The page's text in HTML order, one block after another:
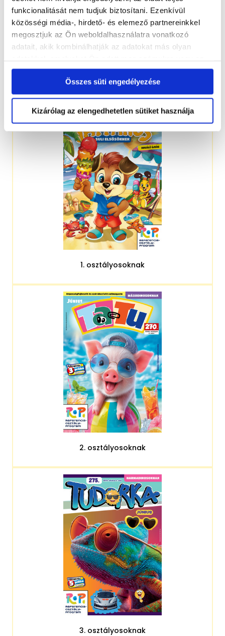
funkcionalitását nem tudjuk biztosítani. Ezenkívül
közösségi média-, hirdető- és elemező partnereinkkel
megosztjuk az Ön weboldalhasználatra vonatkozó
adatait, akik kombinálhatják az adatokat más olyan
Ön által használt más szolgáltatásokból gyűjtöttek.
Összes süti engedélyezése
Kizárólag az elengedhetetlen sütiket használja
4-7 éveseknek
1. osztályosoknak
2. osztályosoknak
3. osztályosoknak